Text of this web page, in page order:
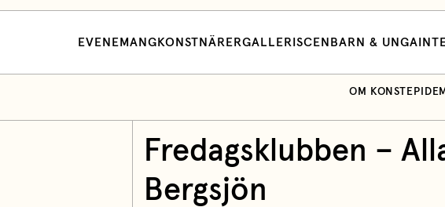
EVENEMANG KONSTNÄRERGALLERI SCEN BARN & UNGA
OM
Fredagsklubben –
Bergsjön